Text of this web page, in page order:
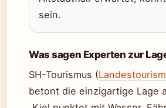
sein.
Was sagen Experten zur
SH-Tourismus (
betont die einzigartige Lage